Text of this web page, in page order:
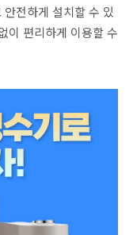
전하게 설치할 수 있
이 편리하게 이용할 수